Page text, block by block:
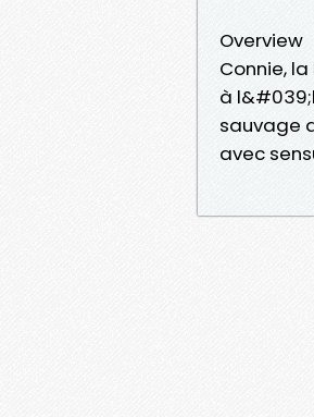
Overview
Connie,
à
sauvage
avec